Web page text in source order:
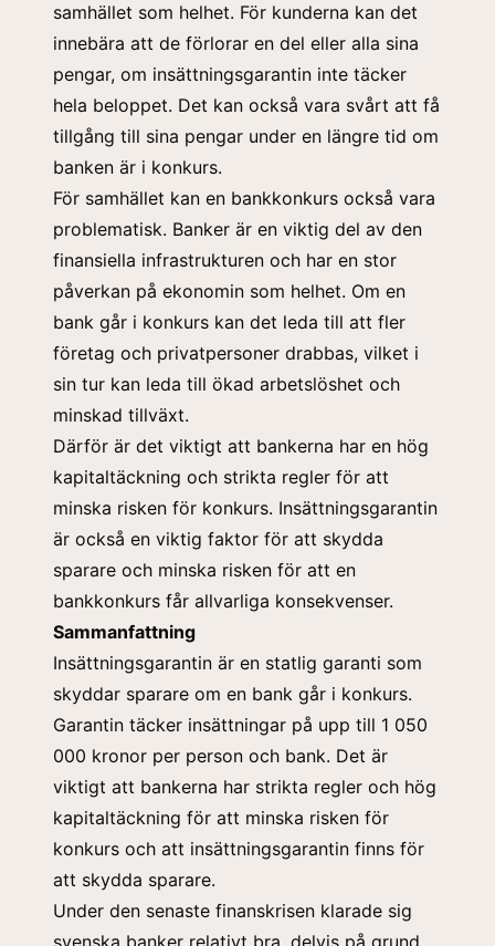
samhället som helhet. För kunderna kan det
innebära att de förlorar en del eller alla sina
pengar, om insättningsgarantin inte täcker
hela beloppet. Det kan också vara svårt att få
tillgång till sina pengar under en längre tid om
banken är i konkurs.
För samhället kan en bankkonkurs också vara
problematisk. Banker är en viktig del av den
finansiella infrastrukturen och har en stor
påverkan på ekonomin som helhet. Om en
bank går i konkurs kan det leda till att fler
företag och privatpersoner drabbas, vilket i
sin tur kan leda till ökad arbetslöshet och
minskad tillväxt.
Därför är det viktigt att bankerna har en hög
kapitaltäckning och strikta regler för att
minska risken för konkurs. Insättningsgarantin
är också en viktig faktor för att skydda
sparare och minska risken för att en
bankkonkurs får allvarliga konsekvenser.
Sammanfattning
Insättningsgarantin är en statlig garanti som
skyddar sparare om en bank går i konkurs.
Garantin täcker insättningar på upp till 1 050
000 kronor per person och bank. Det är
viktigt att bankerna har strikta regler och hög
kapitaltäckning för att minska risken för
konkurs och att insättningsgarantin finns för
att skydda sparare.
Under den senaste finanskrisen klarade sig